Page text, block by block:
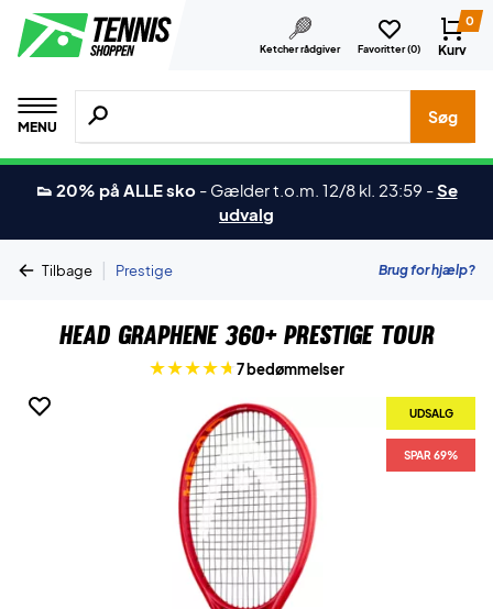
Ketcher rådgiver Favoritter (0)
0
Kurv
MENU
Søg efter produkter, mærker etc.
Søg
👟 20% på ALLE sko - Gælder t.o.m. 12/8 kl. 23:59 -Se
udvalg
Tilbage | Prestige Brug for hjælp?
Head Graphene 360+ Prestige Tour
7 bedømmelser
UDSALG
SPAR 69%